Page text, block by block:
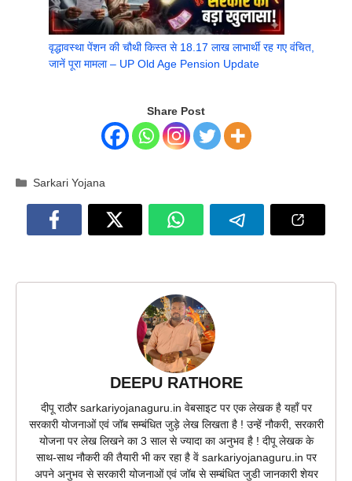
वृद्धावस्था पेंशन की चौथी किस्त से 18.17 लाख लाभार्थी रह गए वंचित,
जानें पूरा मामला – UP Old Age Pension Update
Share Post
Categories
Sarkari Yojana
DEEPU RATHORE
दीपू राठौर sarkariyojanaguru.in वेबसाइट पर एक लेखक है यहाँ पर
सरकारी योजनाओं एवं जॉब सम्बंधित जुड़े लेख लिखता है ! उन्हें नौकरी, सरकारी
योजना पर लेख लिखने का 3 साल से ज्यादा का अनुभव है ! दीपू लेखक के
साथ-साथ नौकरी की तैयारी भी कर रहा है वें sarkariyojanaguru.in पर
अपने अनुभव से सरकारी योजनाओं एवं जॉब से सम्बंधित जुडी जानकारी शेयर